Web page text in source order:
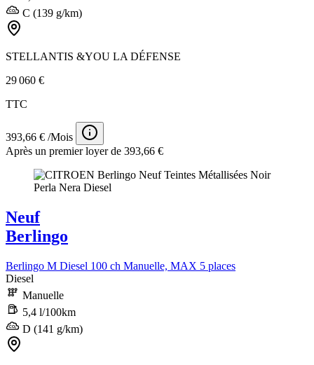
C (139 g/km)
STELLANTIS &YOU LA DÉFENSE
29 060 €
TTC
393,66 € /Mois
Après un premier loyer de 393,66 €
Neuf
Berlingo
Berlingo M Diesel 100 ch Manuelle, MAX 5 places
Diesel
Manuelle
5,4 l/100km
D (141 g/km)